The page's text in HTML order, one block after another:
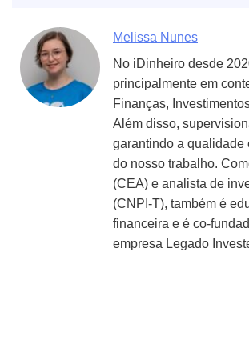
Melissa Nunes
No iDinheiro desde
principalmente em
Finanças,
Além disso,
garantindo a qualidade
do nosso trabalho.
(CEA) e analista de
(CNPI-T), também é
financeira e é co-
empresa Legado